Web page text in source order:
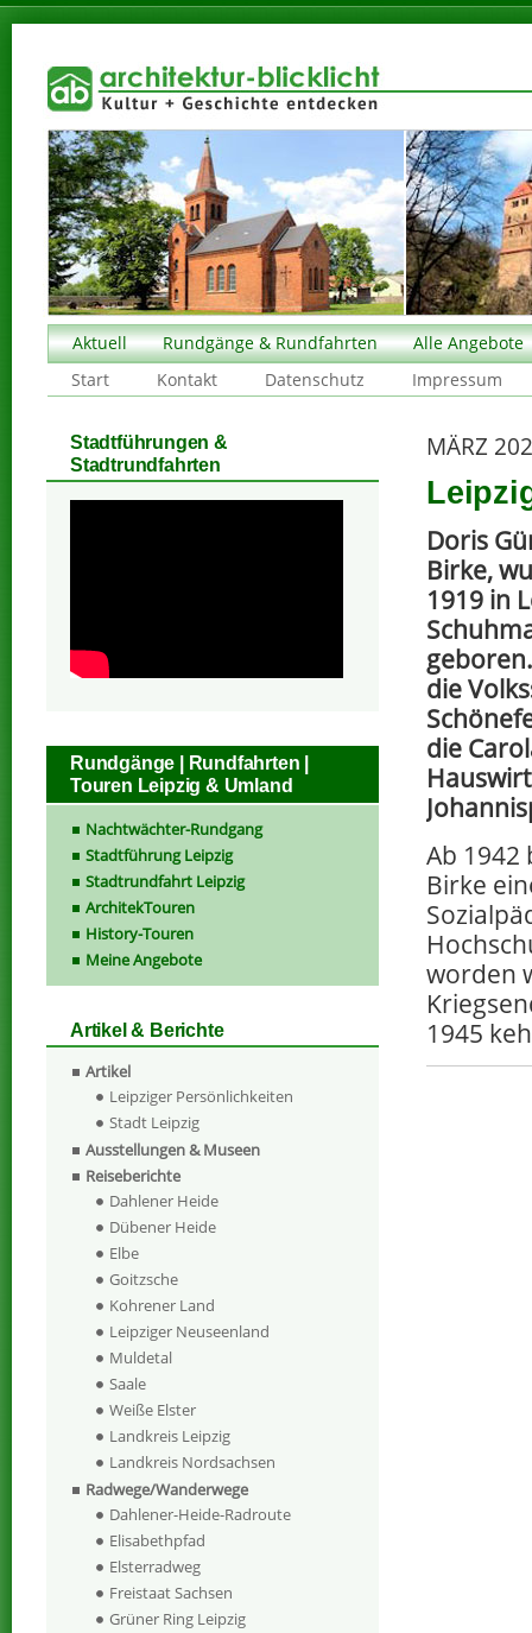
Aktuell Rundgänge & Rundfahrten
Alle Angebote
Start
Kontakt Datenschutz Impressum
MÄRZ
Doris
Birke,
1919 in
die
die
Ab 1942
Birke
worden
1945
Stadtführungen &
Stadtrundfahrten
Rundgänge | Rundfahrten |
Touren Leipzig & Umland
Nachtwächter-Rundgang
Stadtführung Leipzig
Stadtrundfahrt Leipzig
ArchitekTouren
History-Touren
Meine Angebote
Artikel & Berichte
Artikel
Leipziger Persönlichkeiten
Stadt Leipzig
Ausstellungen & Museen
Reiseberichte
Dahlener Heide
Dübener Heide
Elbe
Goitzsche
Kohrener Land
Leipziger Neuseenland
Muldetal
Saale
Weiße Elster
Landkreis Leipzig
Landkreis Nordsachsen
Radwege/Wanderwege
Dahlener-Heide-Radroute
Elisabethpfad
Elsterradweg
Freistaat Sachsen
Grüner Ring Leipzig